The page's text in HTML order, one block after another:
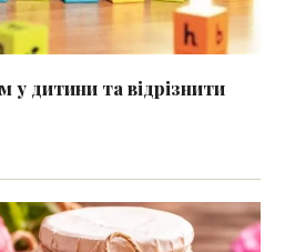
у дитини та відрізнити